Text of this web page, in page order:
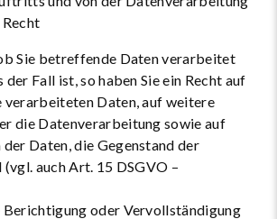
Sie betreffende Daten verarbeitet
der Fall ist, so haben Sie ein Recht auf
verarbeiteten Daten, auf weitere
die Datenverarbeitung sowie auf
Daten, die Gegenstand der
auch Art. 15 DSGVO –
Berichtigung oder Vervollständigung